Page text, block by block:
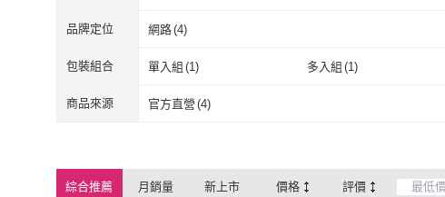
柔亮滑順
品牌定位 網路(4)
網路(4
包裝組合 單入組 (1) 多入組 (1)
單入組(1
商品來源 官方直營 (4)
綜合推薦 月銷量 新上市 價格 評價